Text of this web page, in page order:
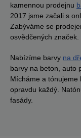
kamennou prodejnu
2017 jsme začali s
Zabýváme se
osvědčených značek.
Nabízíme barvy na
barvy na beton, auto
Mícháme a tónujeme
opravdu každý.
fasády.